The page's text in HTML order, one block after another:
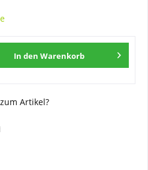
In den Warenkorb
Artikel?